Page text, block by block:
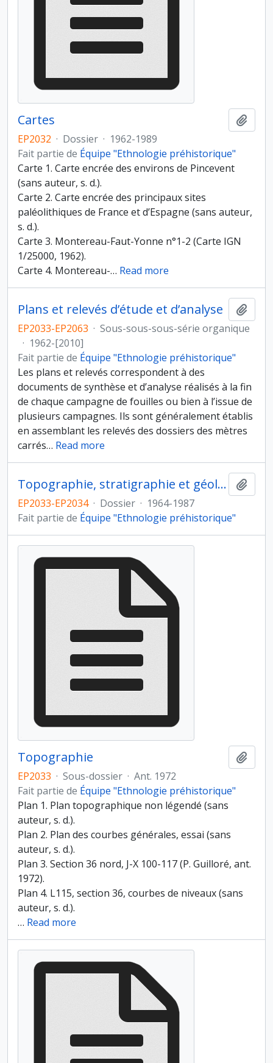
Cartes
EP2032 · Dossier · 1962-1989
Fait partie de Équipe "Ethnologie préhistorique"
Carte 1. Carte encrée des environs de Pincevent
(sans auteur, s. d.).
Carte 2. Carte encrée des principaux sites
paléolithiques de France et d’Espagne (sans auteur,
s. d.).
Carte 3. Montereau-Faut-Yonne n°1-2 (Carte IGN
1/25000, 1962).
Carte 4. Montereau-… Read more
Plans et relevés d’étude et d’analyse
EP2033-EP2063 · Sous-sous-sous-série organique
· 1962-[2010]
Fait partie de Équipe "Ethnologie préhistorique"
Les plans et relevés correspondent à des
documents de synthèse et d’analyse réalisés à la fin
de chaque campagne de fouilles ou bien à l’issue de
plusieurs campagnes. Ils sont généralement établis
en assemblant les relevés des dossiers des mètres
carrés… Read more
Topographie, stratigraphie et géologie
EP2033-EP2034 · Dossier · 1964-1987
Fait partie de Équipe "Ethnologie préhistorique"
Topographie
EP2033 · Sous-dossier · Ant. 1972
Fait partie de Équipe "Ethnologie préhistorique"
Plan 1. Plan topographique non légendé (sans
auteur, s. d.).
Plan 2. Plan des courbes générales, essai (sans
auteur, s. d.).
Plan 3. Section 36 nord, J-X 100-117 (P. Guilloré, ant.
1972).
Plan 4. L115, section 36, courbes de niveaux (sans
auteur, s. d.).
… Read more